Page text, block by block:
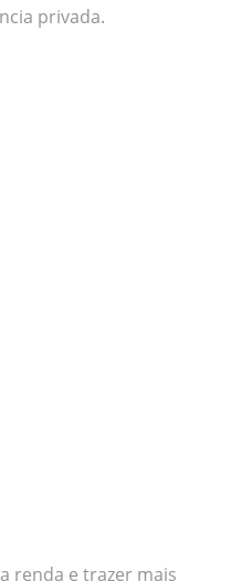
privada.
renda e trazer mais